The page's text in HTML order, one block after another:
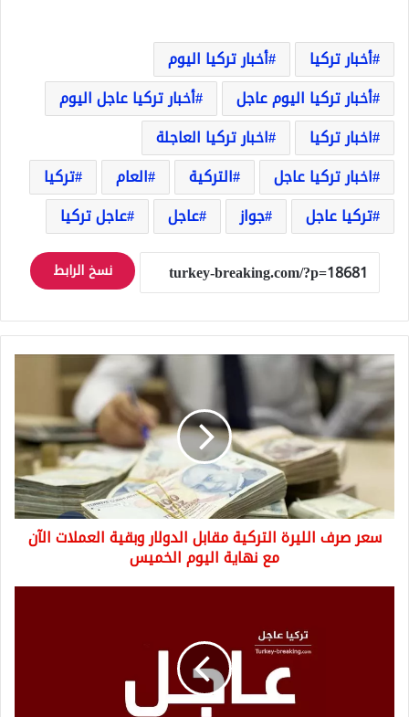
أخبار تركيا
أخبار تركيا اليوم
أخبار تركيا اليوم عاجل
أخبار تركيا عاجل اليوم
اخبار تركيا
اخبار تركيا العاجلة
اخبار تركيا عاجل
التركية العام
تركيا
تركيا عاجل
جواز عاجل عاجل تركيا
نسخ الرابط
سعر
صرف
الليرة
التركية
مقابل
العملات
الآن
الخميس
سعر صرف الليرة التركية مقابل الدولار وبقية العملات الآن
مع نهاية اليوم الخميس